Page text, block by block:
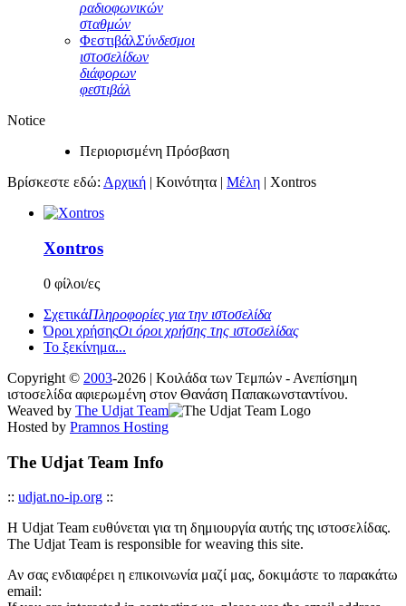
ραδιοφωνικών
σταθμών
ΦεστιβάλΣύνδεσμοι
ιστοσελίδων
διάφορων
φεστιβάλ
Notice
Περιορισμένη Πρόσβαση
Βρίσκεστε εδώ: Αρχική | Κοινότητα | Μέλη | Xontros
Xontros
0 φίλοι/ες
ΣχετικάΠληροφορίες για την ιστοσελίδα
Όροι χρήσηςΟι όροι χρήσης της ιστοσελίδας
Το ξεκίνημα...
Copyright © 2003-2026 | Κοιλάδα των Τεμπών - Ανεπίσημη
ιστοσελίδα αφιερωμένη στον Θανάση Παπακωνσταντίνου.
Weaved by The Udjat Team
Hosted by Pramnos Hosting
The Udjat Team Info
:: udjat.no-ip.org ::
Η Udjat Team ευθύνεται για τη δημιουργία αυτής της ιστοσελίδας.
The Udjat Team is responsible for weaving this site.
Αν σας ενδιαφέρει η επικοινωνία μαζί μας, δοκιμάστε το παρακάτω
email: